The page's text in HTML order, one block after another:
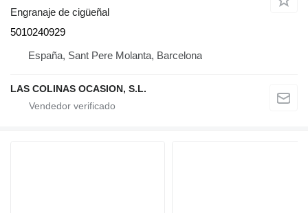
Engranaje de cigüeñal
5010240929
España, Sant Pere Molanta, Barcelona
LAS COLINAS OCASION, S.L.